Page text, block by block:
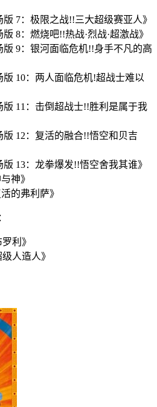
版 7：极限之战!!三大超级赛亚人》
8：燃烧吧!!热战·烈战·超激战》
版 9：银河面临危机!!身手不凡的高
版 10：两人面临危机!超战士难以
版 11：击倒超战士!!胜利是属于我
版 12：复活的融合!!悟空和贝吉
13：龙拳爆发!!悟空舍我其谁》
神》
的弗利萨》
利》
人造人》